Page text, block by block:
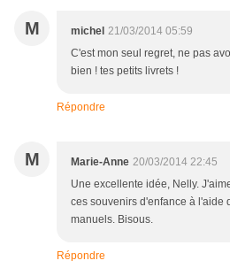
M michel 21/03/2014 05:59
C'est mon seul regret, ne pas
bien ! tes petits livrets !
Répondre
M Marie-Anne 20/03/2014 22:45
Une excellente idée, Nelly.
ces souvenirs d'enfance à l'aide
manuels. Bisous.
Répondre